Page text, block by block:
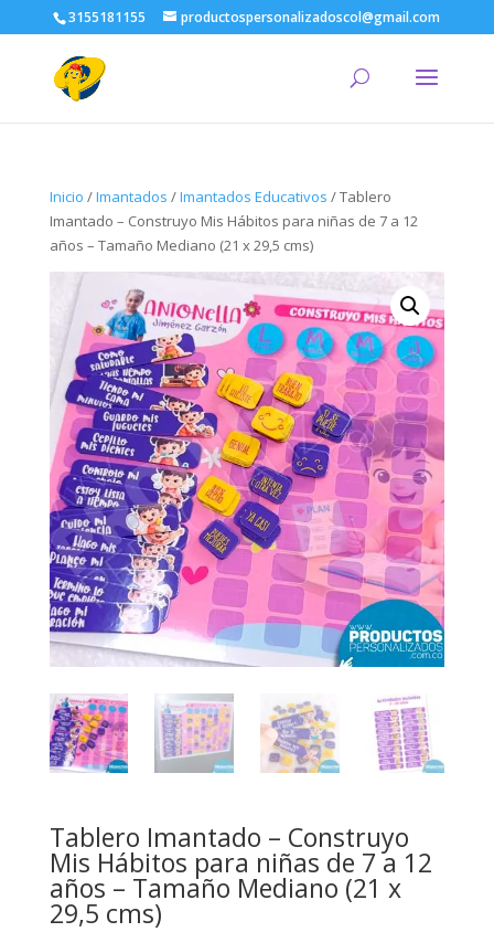
3155181155 productospersonalizadoscol@gmail.com
Inicio /Imantados /Imantados Educativos / Tablero
Imantado – Construyo Mis Hábitos para niñas de 7 a 12
años – Tamaño Mediano (21 x 29,5 cms)
Tablero Imantado – Construyo
Mis Hábitos para niñas de 7 a 12
años – Tamaño Mediano (21 x
29,5 cms)